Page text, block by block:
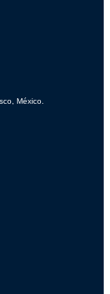
México.